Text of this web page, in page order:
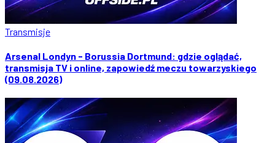
Transmisje
Arsenal Londyn - Borussia Dortmund: gdzie oglądać,
transmisja TV i online, zapowiedź meczu towarzyskiego
(09.08.2026)